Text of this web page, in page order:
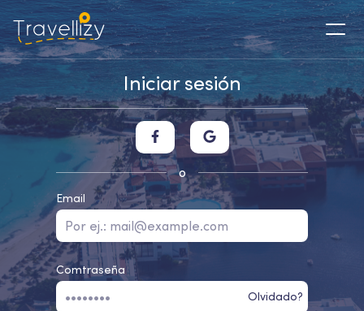
Iniciar sesión
o
Email
Comtraseña
Olvidado?